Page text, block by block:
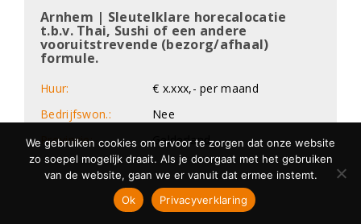
Arnhem | Sleutelklare horecalocatie
t.b.v. Thai, Sushi of een andere
vooruitstrevende (bezorg/afhaal)
formule.
Huur:
€ x.xxx,- per maand
Bedrijfswon.:
Nee
Provincie:
Gelderland
We gebruiken cookies om ervoor te zorgen dat onze website
zo soepel mogelijk draait. Als je doorgaat met het gebruiken
van de website, gaan we er vanuit dat ermee instemt.
Ok
Privacyverklaring